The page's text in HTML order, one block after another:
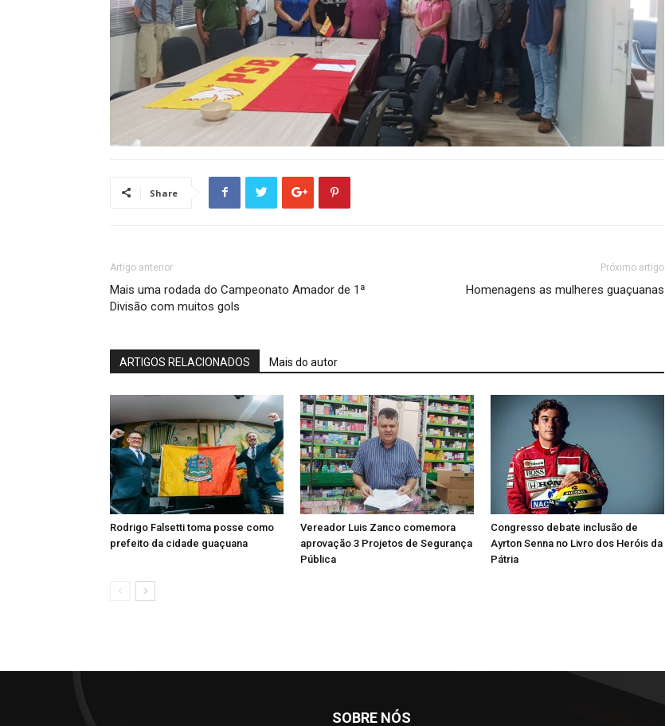
Share
Artigo anterior
Mais uma rodada do Campeonato Amador de 1ª
Divisão com muitos gols
Próximo artigo
Homenagens as mulheres guaçuanas
ARTIGOS RELACIONADOS Mais do autor
Rodrigo Falsetti toma posse como
prefeito da cidade guaçuana
Vereador Luis Zanco comemora
aprovação 3 Projetos de Segurança
Pública
Congresso debate inclusão de
Ayrton Senna no Livro dos Heróis da
Pátria
SOBRE NÓS